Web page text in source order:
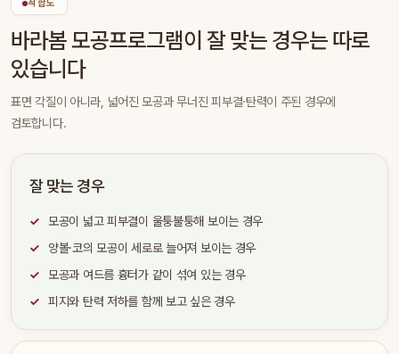
적합도
바라봄 모공프로그램이 잘 맞는 경우는 따로
있습니다
표면 각질이 아니라, 넓어진 모공과 무너진 피부결·탄력이 주된 경우에
검토합니다.
잘 맞는 경우
모공이 넓고 피부결이 울퉁불퉁해 보이는 경우
양볼·코의 모공이 세로로 늘어져 보이는 경우
모공과 여드름 흉터가 같이 섞여 있는 경우
피지와 탄력 저하를 함께 보고 싶은 경우